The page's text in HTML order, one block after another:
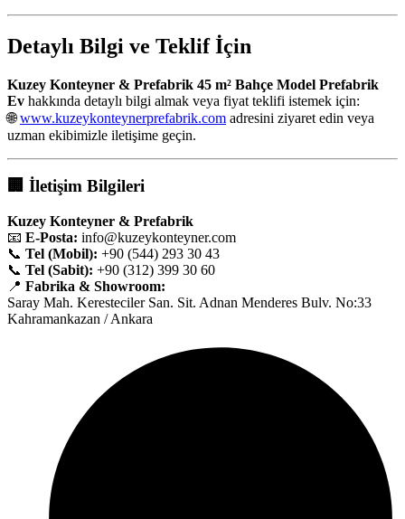
Detaylı Bilgi ve Teklif İçin
Kuzey Konteyner & Prefabrik 45 m² Bahçe Model Prefabrik
Ev hakkında detaylı bilgi almak veya fiyat teklifi istemek için:
🌐www.kuzeykonteynerprefabrik.com adresini ziyaret edin veya
uzman ekibimizle iletişime geçin.
🏢 İletişim Bilgileri
Kuzey Konteyner & Prefabrik
📧 E-Posta: info@kuzeykonteyner.com
📞 Tel (Mobil): +90 (544) 293 30 43
📞 Tel (Sabit): +90 (312) 399 30 60
📍 Fabrika & Showroom:
Saray Mah. Keresteciler San. Sit. Adnan Menderes Bulv. No:33
Kahramankazan / Ankara